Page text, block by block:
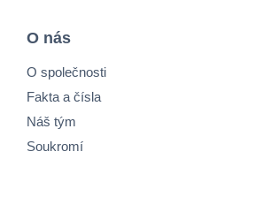
O nás
O společnosti
Fakta a čísla
Náš tým
Soukromí